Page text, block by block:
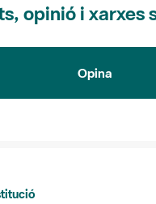
opinió i xarxes
Opina